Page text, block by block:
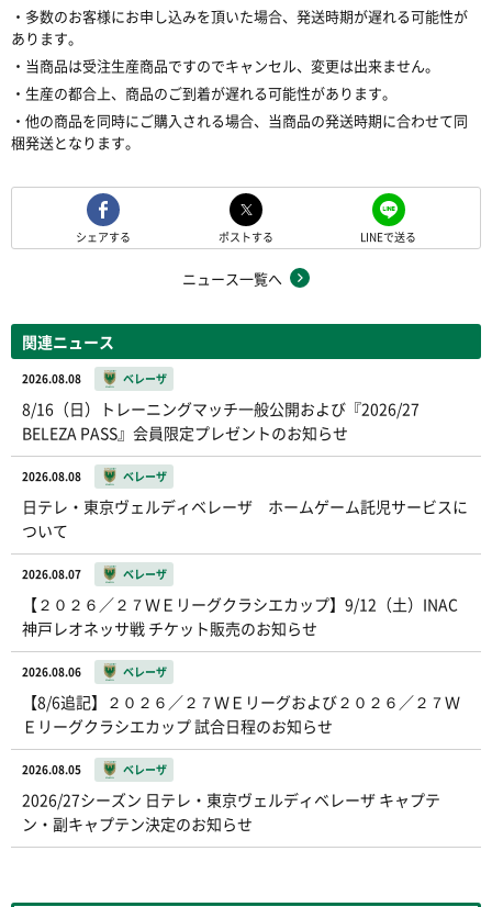
・多数のお客様にお申し込みを頂いた場合、発送時期が遅れる可能性が
あります。
・当商品は受注生産商品ですのでキャンセル、変更は出来ません。
・生産の都合上、商品のご到着が遅れる可能性があります。
・他の商品を同時にご購入される場合、当商品の発送時期に合わせて同
梱発送となります。
シェアする ポストする LINEで送る
ニュース一覧へ
関連ニュース
2026.08.08 ベレーザ
8/16（日）トレーニングマッチ一般公開および『2026/27
BELEZA PASS』会員限定プレゼントのお知らせ
2026.08.08 ベレーザ
日テレ・東京ヴェルディベレーザ ホームゲーム託児サービスに
ついて
2026.08.07 ベレーザ
【２０２６／２７ＷＥリーグクラシエカップ】9/12（土）INAC
神戸レオネッサ戦 チケット販売のお知らせ
2026.08.06 ベレーザ
【8/6追記】２０２６／２７ＷＥリーグおよび２０２６／２７Ｗ
Ｅリーグクラシエカップ 試合日程のお知らせ
2026.08.05 ベレーザ
2026/27シーズン 日テレ・東京ヴェルディベレーザ キャプテ
ン・副キャプテン決定のお知らせ